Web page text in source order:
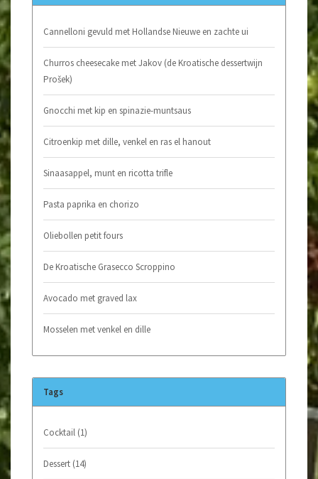
Cannelloni gevuld met Hollandse Nieuwe en zachte ui
Churros cheesecake met Jakov (de Kroatische dessertwijn
Prošek)
Gnocchi met kip en spinazie-muntsaus
Citroenkip met dille, venkel en ras el hanout
Sinaasappel, munt en ricotta trifle
Pasta paprika en chorizo
Oliebollen petit fours
De Kroatische Grasecco Scroppino
Avocado met graved lax
Mosselen met venkel en dille
Tags
Cocktail (1)
Dessert (14)